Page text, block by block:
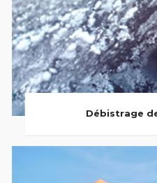
Débistrage